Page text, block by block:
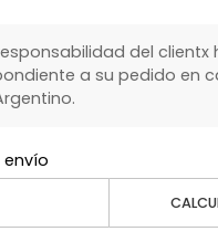
responsabilidad del clientx
a su pedido en